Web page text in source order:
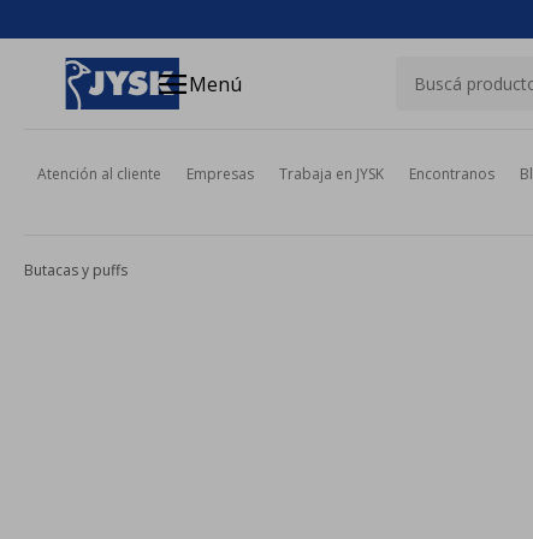
menuMenú
Atención al cliente Empresas Trabaja en JYSK Encontranos
Butacas y puffs
close